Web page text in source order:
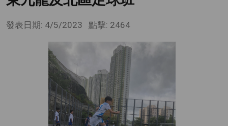
發表日期: 4/5/2023 點擊: 2464